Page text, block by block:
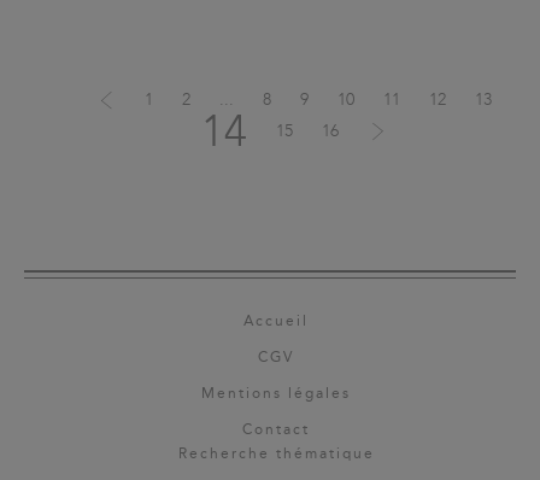
1 2 ... 8 9 10 11 12 13
14 15 16
Accueil
CGV
Mentions légales
Contact
Recherche thématique